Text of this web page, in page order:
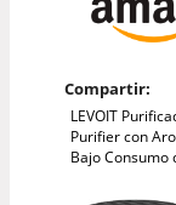
Compartir:
LEVOIT
Purifier con
Bajo Consumo